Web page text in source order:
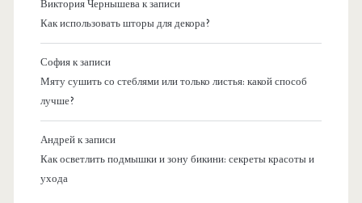
Виктория Чернышевак записи
Как использовать шторы для декора?
Софияк записи
Мяту сушить со стеблями или только листья: какой способ
лучше?
Андрейк записи
Как осветлить подмышки и зону бикини: секреты красоты и
ухода